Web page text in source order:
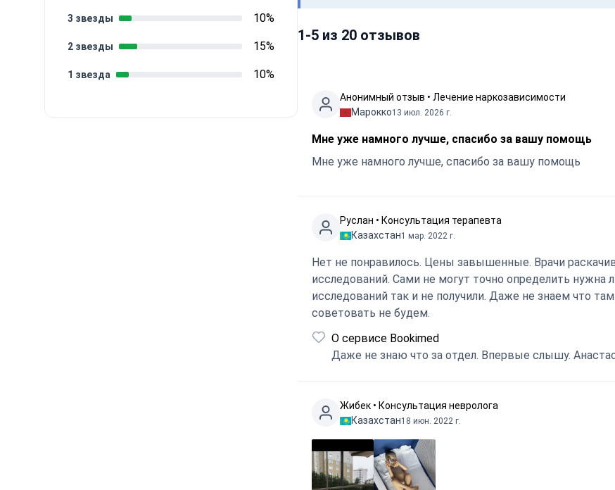
1 звезда 10%
2 звезды 15%
3 звезды 10%
1-5 из 20 отзывов
Анонимный отзыв • Лечение наркозависимости
Марокко13 июл. 2026 г.
Мне уже намного лучше, спасибо за вашу помощь
Мне уже намного лучше, спасибо за вашу помощь
Руслан • Консультация терапевта
Казахстан1 мар. 2022 г.
Нет не понравилось. Цены завышенные. Врачи
исследований. Сами не могут точно определить нужна
исследований так и не получили. Даже не знаем что
советовать не будем.
О сервисе Bookimed
Даже не знаю что за отдел. Впервые слышу.
Жибек • Консультация невролога
Казахстан18 июн. 2022 г.